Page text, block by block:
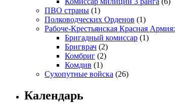
ПВО страны (1)
Полководческих Орденов (1)
Рабоче-Крестьянская Красная Армия:
Бригадный комиссар (1)
Бригврач (2)
Комбриг (2)
Комдив (1)
Сухопутные войска (26)
Календарь